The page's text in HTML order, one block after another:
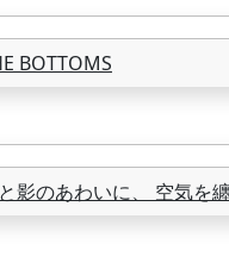
BOTTOMS
影のあわいに、 空気を